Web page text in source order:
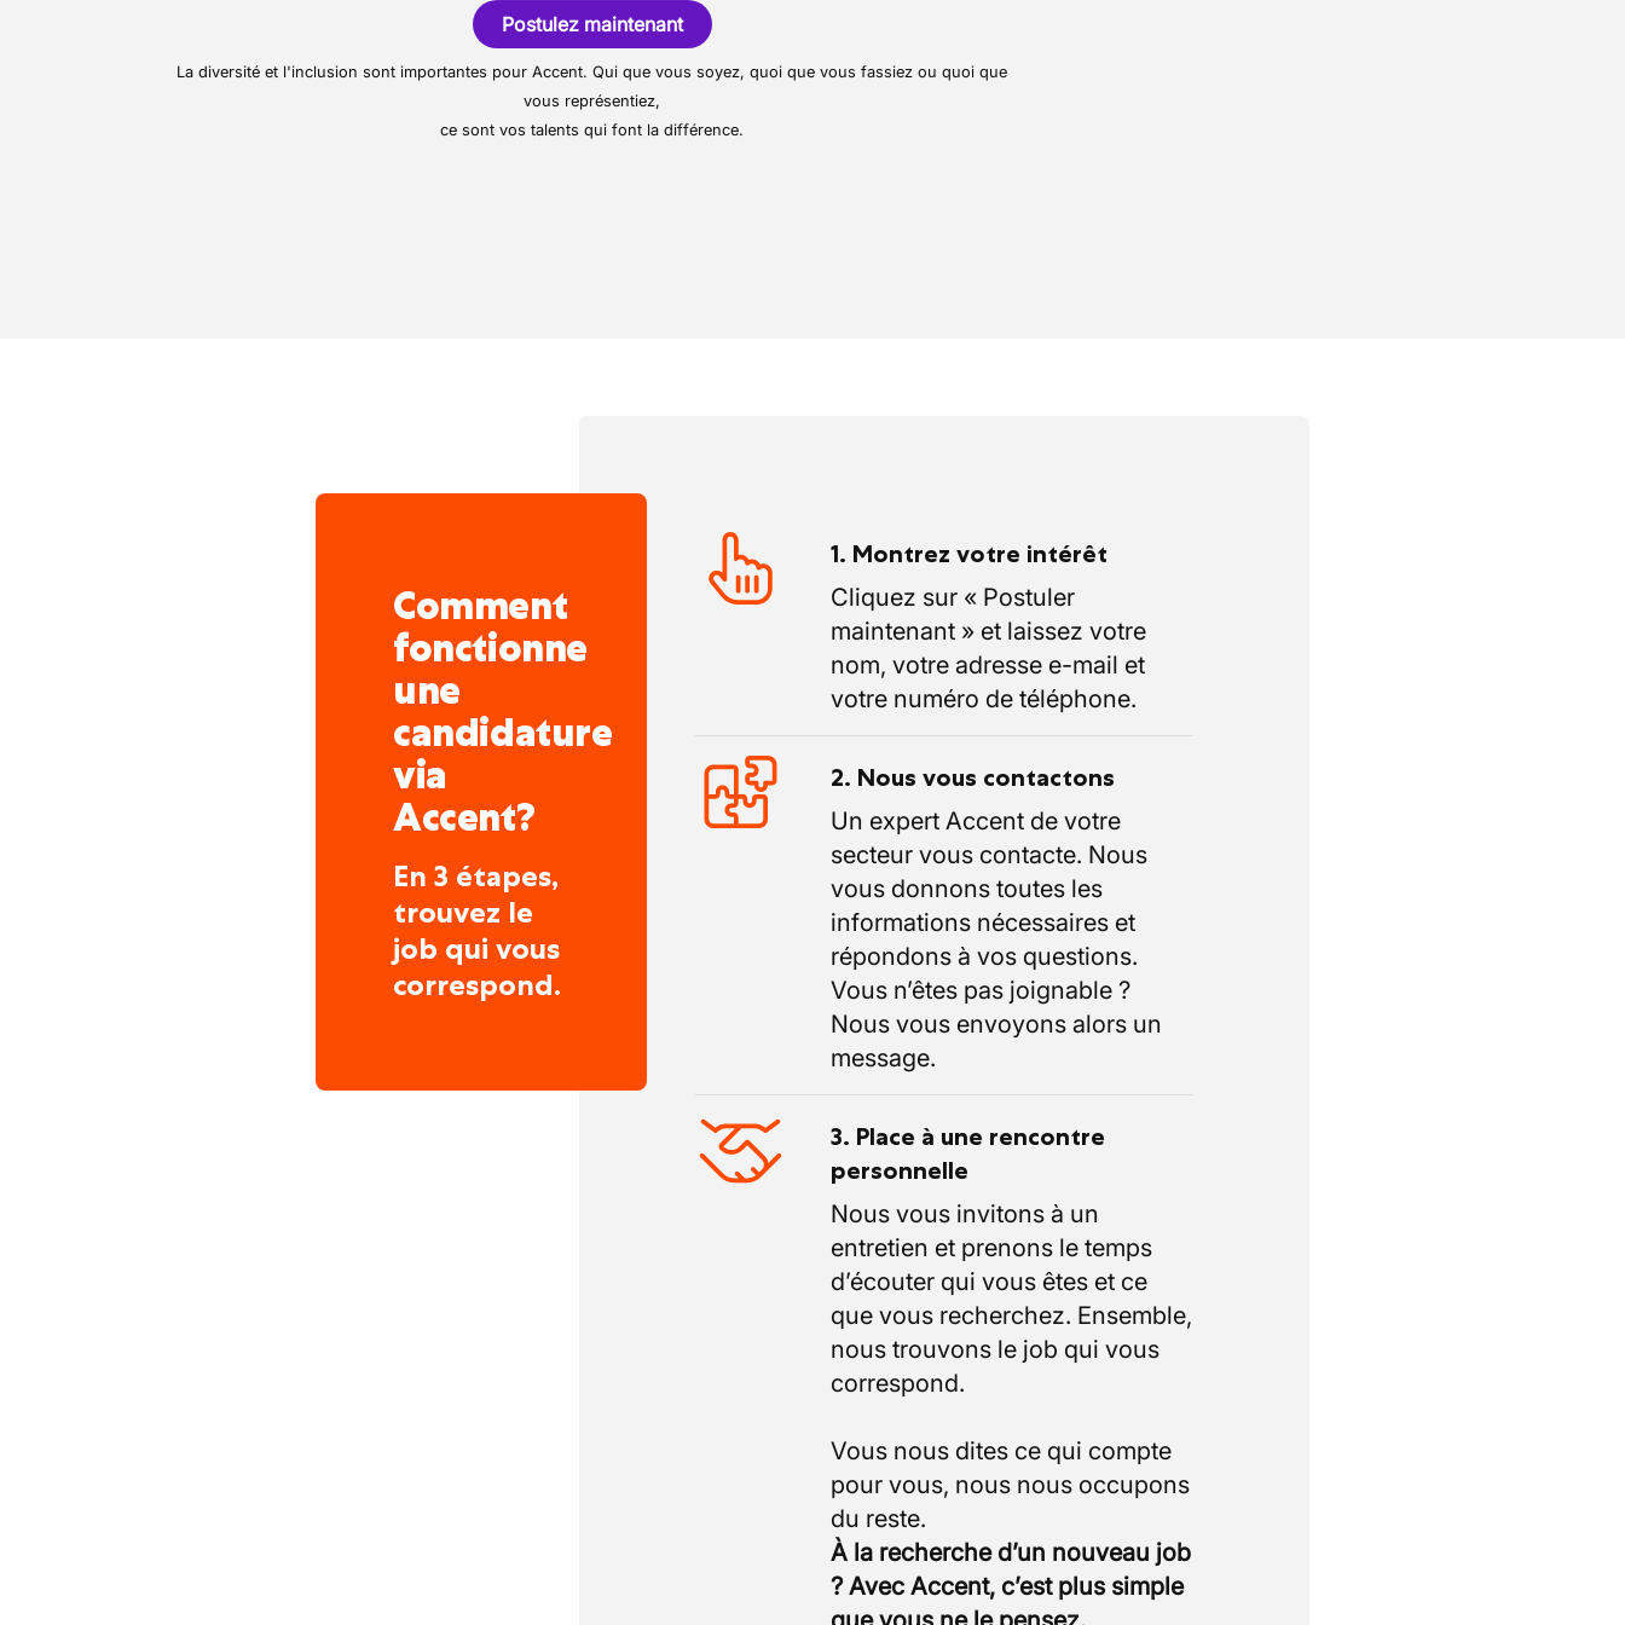
et professionnelle du restaurant.
et chaleureux. Vous y trouverez une ambiance familiale, portée
par une équipe jeune et dynamique, au service d’une clientèle
Postulez maintenant
La diversité et l'inclusion sont importantes pour Accent. Qui que vous soyez, quoi que vous fassiez ou quoi que
vous représentiez,
ce sont vos talents qui font la différence.
Comment
fonctionne
une
candidature
via
Accent?
En 3 étapes,
trouvez le
job qui vous
correspond.
1. Montrez votre intérêt
Cliquez sur « Postuler
maintenant » et laissez votre
nom, votre adresse e-mail et
votre numéro de téléphone.
2. Nous vous contactons
Un expert Accent de votre
secteur vous contacte. Nous
vous donnons toutes les
informations nécessaires et
répondons à vos questions.
Vous n’êtes pas joignable ?
Nous vous envoyons alors un
message.
3. Place à une rencontre
personnelle
Nous vous invitons à un
entretien et prenons le temps
d’écouter qui vous êtes et ce
que vous recherchez. Ensemble,
nous trouvons le job qui vous
correspond.
Vous nous dites ce qui compte
pour vous, nous nous occupons
À la recherche d’un nouveau job
? Avec Accent, c’est plus simple